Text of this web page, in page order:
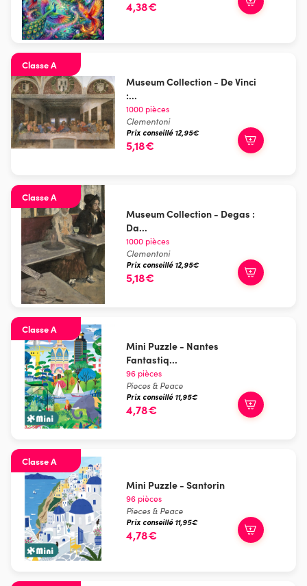
4,38€
Classe A
Museum Collection - De Vinci
:...
1000 pièces
Clementoni
Prix conseillé 12,95€
5,18€
Classe A
Museum Collection - Degas :
Da...
1000 pièces
Clementoni
Prix conseillé 12,95€
5,18€
Classe A
Mini Puzzle - Nantes
Fantastiq...
96 pièces
Pieces & Peace
Prix conseillé 11,95€
4,78€
Classe A
Mini Puzzle - Santorin
96 pièces
Pieces & Peace
Prix conseillé 11,95€
4,78€